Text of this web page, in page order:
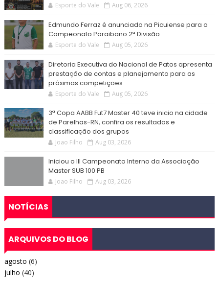
Esporte do Vale Aug 06, 2026
Edmundo Ferraz é anunciado na Picuiense para o
Campeonato Paraibano 2ª Divisão
Esporte do Vale Aug 05, 2026
Diretoria Executiva do Nacional de Patos apresenta
prestação de contas e planejamento para as
próximas competições
Esporte do Vale Aug 05, 2026
3ª Copa AABB Fut7 Master 40 teve inicio na cidade
de Parelhas-RN, confira os resultados e
classificação dos grupos
Joao Filho Aug 03, 2026
Iniciou o III Campeonato Interno da Associação
Master SUB 100 PB
Joao Filho Aug 03, 2026
NOTÍCIAS
ARQUIVOS DO BLOG
agosto (6)
julho (40)